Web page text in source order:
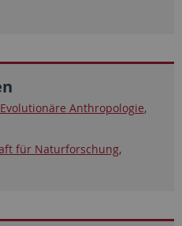
Anthropologie,
für Naturforschung,